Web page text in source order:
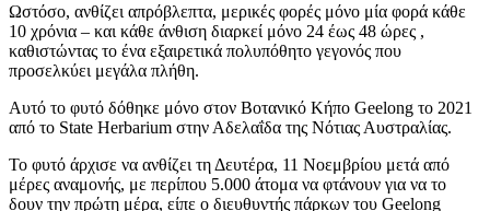
Ωστόσο, ανθίζει απρόβλεπτα, μερικές φορές μόνο μία φορά κάθε
10 χρόνια – και κάθε άνθιση διαρκεί μόνο 24 έως 48 ώρες ,
καθιστώντας το ένα εξαιρετικά πολυπόθητο γεγονός που
προσελκύει μεγάλα πλήθη.
Αυτό το φυτό δόθηκε μόνο στον Βοτανικό Κήπο Geelong το 2021
από το State Herbarium στην Αδελαΐδα της Νότιας Αυστραλίας.
Το φυτό άρχισε να ανθίζει τη Δευτέρα, 11 Νοεμβρίου μετά από
μέρες αναμονής, με περίπου 5.000 άτομα να φτάνουν για να το
δουν την πρώτη μέρα, είπε ο διευθυντής πάρκων του Geelong